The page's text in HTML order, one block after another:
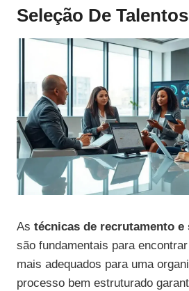
Seleção De Talentos
As técnicas de recrutamento e
são fundamentais para
mais adequados para uma
processo bem estruturado